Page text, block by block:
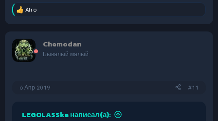
Р
ц
и
и
Afro
Chemodan
Бывалый малый
6 Апр 2019 #11
LEGOLASSka написал(а):